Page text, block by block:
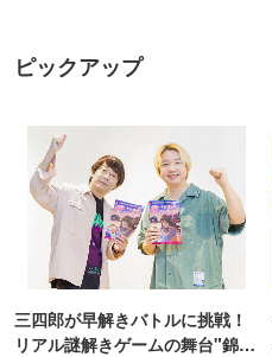
ピックアップ
三四郎が早解きバトルに挑戦！
リアル謎解きゲームの舞台"錦糸